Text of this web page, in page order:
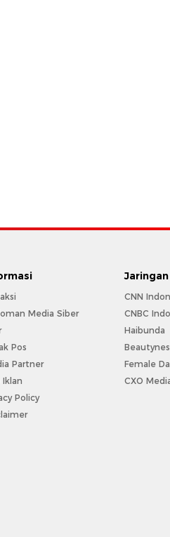
Media Siber
Pos
Partner
Policy
CNN
CNBC
Haibunda
Female
CXO